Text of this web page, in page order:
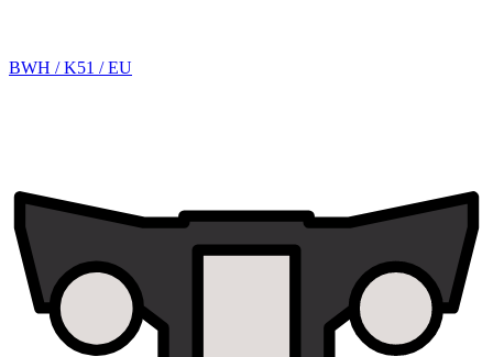
BWH / K51 / EU